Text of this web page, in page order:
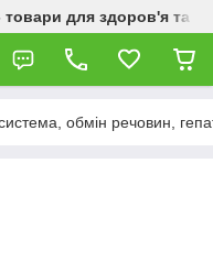
для здоров'я та
обмін речовин,